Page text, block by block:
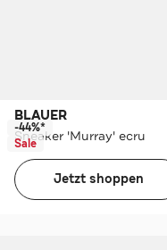
BLAUER
Sneaker 'Murray' ecru
-44%*
Sale
Jetzt shoppen